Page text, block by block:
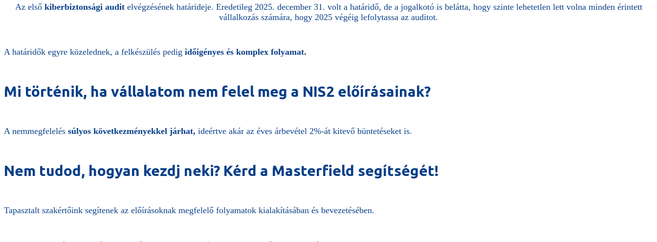
Az első kiberbiztonsági auditelvégzésének határideje. Eredetileg 2025. december 31. volt a határidő, de a jogalkotó is belátta, hogy szinte lehetetlen lett volna minden érintett
vállalkozás számára, hogy 2025 végéig lefolytassa az auditot.
A határidők egyre közelednek, a felkészülés pedig időigényes és komplex folyamat.
Mi történik, ha vállalatom nem felel meg a NIS2 előírásainak?
A nemmegfelelés súlyos következményekkel járhat, ideértve akár az éves árbevétel 2%-át kitevő büntetéseket is.
Nem tudod, hogyan kezdj neki? Kérd a Masterfield segítségét!
Tapasztalt szakértőink segítenek az előírásoknak megfelelő folyamatok kialakításában és bevezetésében.